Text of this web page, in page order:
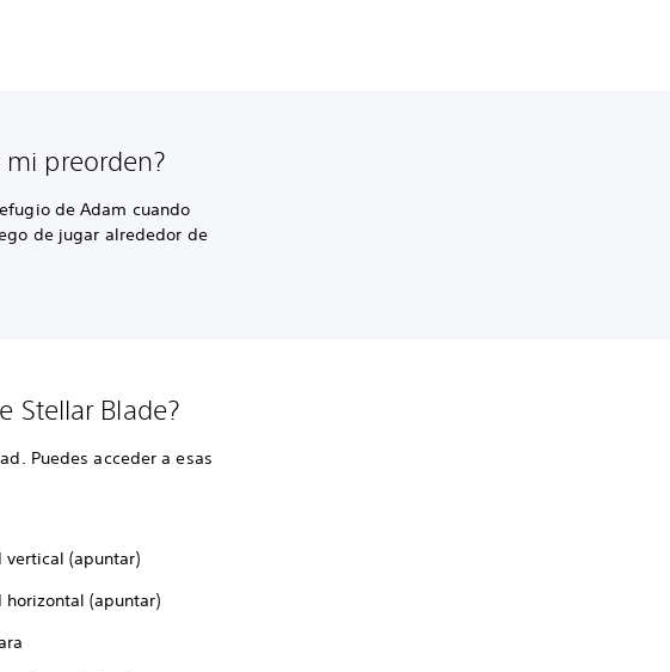
preorden?
de Adam cuando
de jugar alrededor de
Stellar Blade?
Puedes acceder a esas
vertical (apuntar)
horizontal (apuntar)